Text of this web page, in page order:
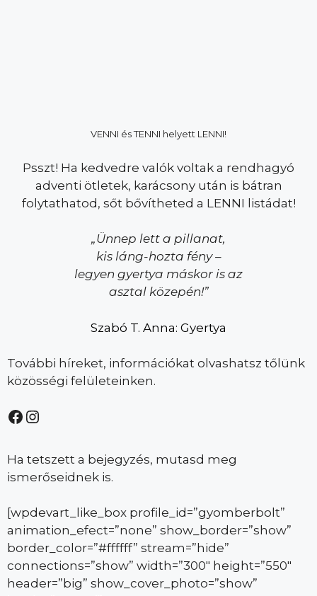
VENNI és TENNI helyett LENNI!
Psszt! Ha kedvedre valók voltak a rendhagyó
adventi ötletek, karácsony után is bátran
folytathatod, sőt bővítheted a LENNI listádat!
„Ünnep lett a pillanat,
kis láng-hozta fény –
legyen gyertya máskor is az
asztal közepén!”
Szabó T. Anna: Gyertya
További híreket, információkat olvashatsz tőlünk
közösségi felületeinken.
Ha tetszett a bejegyzés, mutasd meg
ismerőseidnek is.
[wpdevart_like_box profile_id=”gyomberbolt”
animation_efect=”none” show_border=”show”
border_color=”#ffffff” stream=”hide”
connections=”show” width=”300″ height=”550″
header=”big” show_cover_photo=”show”